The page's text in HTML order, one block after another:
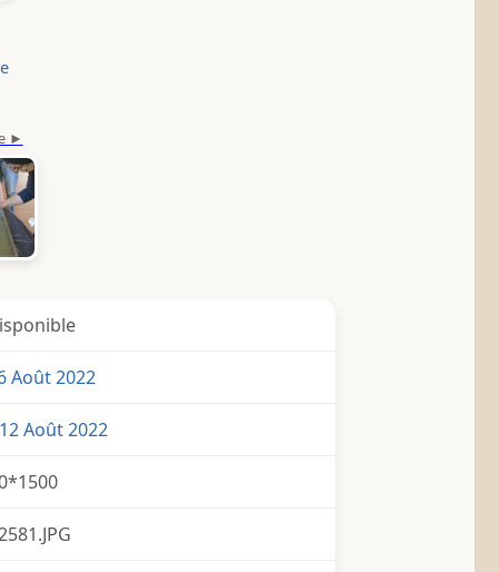
Août 2022
Août 2022